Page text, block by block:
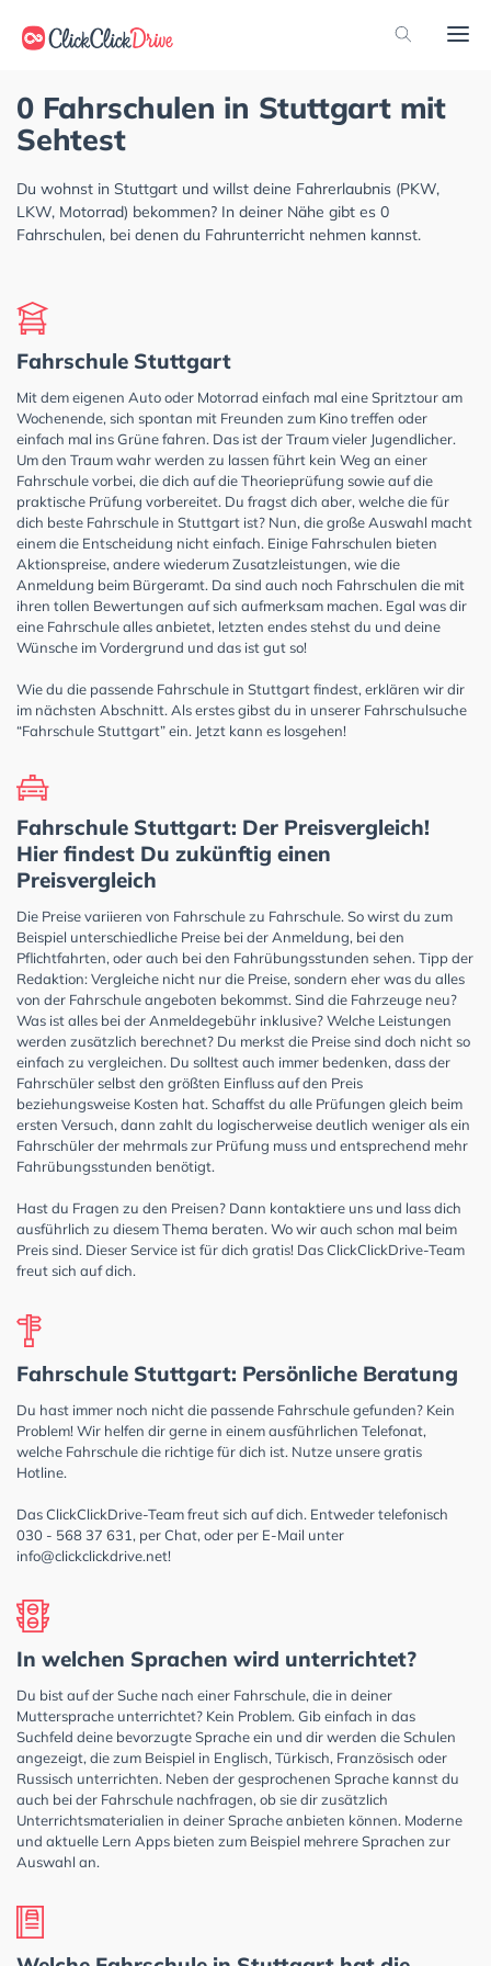
0 Fahrschulen in Stuttgart mit
Sehtest
Du wohnst in Stuttgart und willst deine Fahrerlaubnis (PKW,
LKW, Motorrad) bekommen? In deiner Nähe gibt es 0
Fahrschulen, bei denen du Fahrunterricht nehmen kannst.
Fahrschule Stuttgart
Mit dem eigenen Auto oder Motorrad einfach mal eine Spritztour am
Wochenende, sich spontan mit Freunden zum Kino treffen oder
einfach mal ins Grüne fahren. Das ist der Traum vieler Jugendlicher.
Um den Traum wahr werden zu lassen führt kein Weg an einer
Fahrschule vorbei, die dich auf die Theorieprüfung sowie auf die
praktische Prüfung vorbereitet. Du fragst dich aber, welche die für
dich beste Fahrschule in Stuttgart ist? Nun, die große Auswahl macht
einem die Entscheidung nicht einfach. Einige Fahrschulen bieten
Aktionspreise, andere wiederum Zusatzleistungen, wie die
Anmeldung beim Bürgeramt. Da sind auch noch Fahrschulen die mit
ihren tollen Bewertungen auf sich aufmerksam machen. Egal was dir
eine Fahrschule alles anbietet, letzten endes stehst du und deine
Wünsche im Vordergrund und das ist gut so!
Wie du die passende Fahrschule in Stuttgart findest, erklären wir dir
im nächsten Abschnitt. Als erstes gibst du in unserer Fahrschulsuche
“Fahrschule Stuttgart” ein. Jetzt kann es losgehen!
Fahrschule Stuttgart: Der Preisvergleich!
Hier findest Du zukünftig einen
Preisvergleich
Die Preise variieren von Fahrschule zu Fahrschule. So wirst du zum
Beispiel unterschiedliche Preise bei der Anmeldung, bei den
Pflichtfahrten, oder auch bei den Fahrübungsstunden sehen. Tipp der
Redaktion: Vergleiche nicht nur die Preise, sondern eher was du alles
von der Fahrschule angeboten bekommst. Sind die Fahrzeuge neu?
Was ist alles bei der Anmeldegebühr inklusive? Welche Leistungen
werden zusätzlich berechnet? Du merkst die Preise sind doch nicht so
einfach zu vergleichen. Du solltest auch immer bedenken, dass der
Fahrschüler selbst den größten Einfluss auf den Preis
beziehungsweise Kosten hat. Schaffst du alle Prüfungen gleich beim
ersten Versuch, dann zahlt du logischerweise deutlich weniger als ein
Fahrschüler der mehrmals zur Prüfung muss und entsprechend mehr
Fahrübungsstunden benötigt.
Hast du Fragen zu den Preisen? Dann kontaktiere uns und lass dich
ausführlich zu diesem Thema beraten. Wo wir auch schon mal beim
Preis sind. Dieser Service ist für dich gratis! Das ClickClickDrive-Team
freut sich auf dich.
Fahrschule Stuttgart: Persönliche Beratung
Du hast immer noch nicht die passende Fahrschule gefunden? Kein
Problem! Wir helfen dir gerne in einem ausführlichen Telefonat,
welche Fahrschule die richtige für dich ist. Nutze unsere gratis
Hotline.
Das ClickClickDrive-Team freut sich auf dich. Entweder telefonisch
030 - 568 37 631, per Chat, oder per E-Mail unter
info@clickclickdrive.net!
In welchen Sprachen wird unterrichtet?
Du bist auf der Suche nach einer Fahrschule, die in deiner
Muttersprache unterrichtet? Kein Problem. Gib einfach in das
Suchfeld deine bevorzugte Sprache ein und dir werden die Schulen
angezeigt, die zum Beispiel in Englisch, Türkisch, Französisch oder
Russisch unterrichten. Neben der gesprochenen Sprache kannst du
auch bei der Fahrschule nachfragen, ob sie dir zusätzlich
Unterrichtsmaterialien in deiner Sprache anbieten können. Moderne
und aktuelle Lern Apps bieten zum Beispiel mehrere Sprachen zur
Auswahl an.